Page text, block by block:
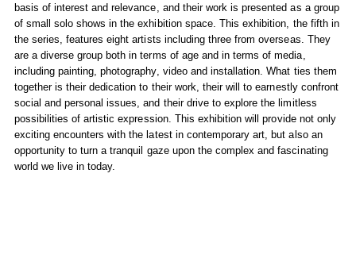
basis of interest and relevance, and their work is presented as a group
of small solo shows in the exhibition space. This exhibition, the fifth in
the series, features eight artists including three from overseas. They
are a diverse group both in terms of age and in terms of media,
including painting, photography, video and installation. What ties them
together is their dedication to their work, their will to earnestly confront
social and personal issues, and their drive to explore the limitless
possibilities of artistic expression. This exhibition will provide not only
exciting encounters with the latest in contemporary art, but also an
opportunity to turn a tranquil gaze upon the complex and fascinating
world we live in today.